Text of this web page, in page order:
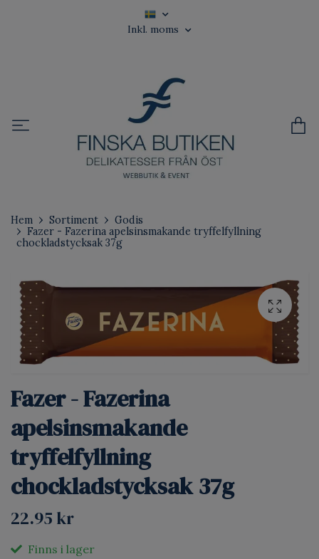
Inkl. moms
Hem Sortiment
Godis
Fazer - Fazerina apelsinsmakande tryffelfyllning
chockladstycksak 37g
Fazer - Fazerina
apelsinsmakande
tryffelfyllning
chockladstycksak 37g
22.95 kr
Finns i lager